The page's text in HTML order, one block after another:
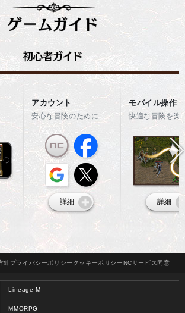
アカウント
安心な冒険のために
詳細
モバイル操作
快適な冒険を楽
詳細
針プライバシーポリシー クッキーポリシーNCサービス 同意
Lineage M
MMORPG